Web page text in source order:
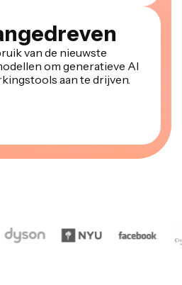
van de nieuwste
om generatieve AI
aan te drijven.